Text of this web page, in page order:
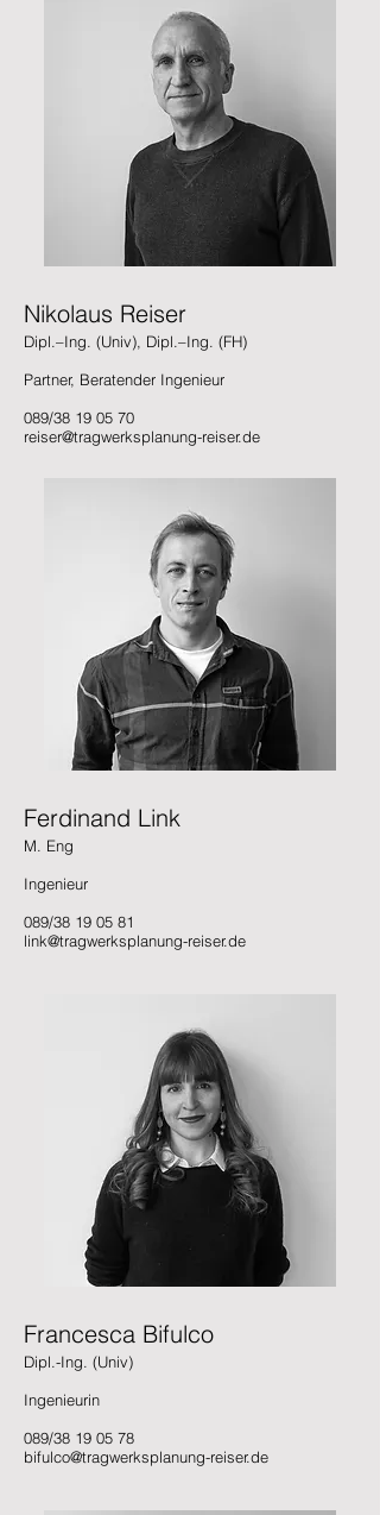
Nikolaus Reiser
Dipl.–Ing. (Univ), Dipl.–Ing. (FH)
Partner, Beratender Ingenieur
089/38 19 05 70
reiser@tragwerksplanung-reiser.de
Ferdinand Link
M. Eng
Ingenieur
089/38 19 05 81
link@tragwerksplanung-reiser.de
Francesca Bifulco
Dipl.-Ing. (Univ)
Ingenieurin
089/38 19 05 78
bifulco@tragwerksplanung-reiser.de